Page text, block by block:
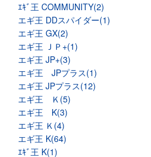
ｴｷﾞ王 COMMUNITY(2)
エギ王 DDスパイダー(1)
エギ王 GX(2)
エギ王 ＪＰ+(1)
エギ王 JP+(3)
エギ王 JPプラス(1)
エギ王 JPプラス(12)
エギ王 Ｋ(5)
エギ王 K(3)
エギ王 Ｋ(4)
エギ王 K(64)
ｴｷﾞ王 K(1)